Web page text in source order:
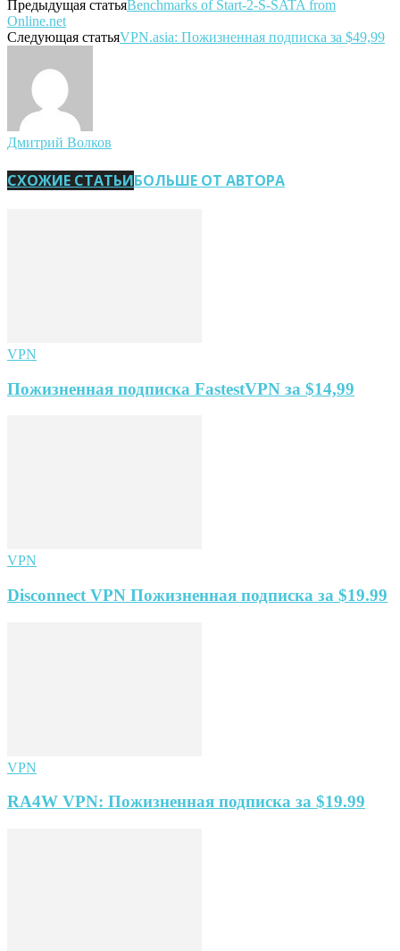
Предыдущая статьяBenchmarks of Start-2-S-SATA from
Online.net
Следующая статьяVPN.asia: Пожизненная подписка за $49,99
Дмитрий Волков
СХОЖИЕ СТАТЬИБОЛЬШЕ ОТ АВТОРА
VPN
Пожизненная подписка FastestVPN за $14,99
VPN
Disconnect VPN Пожизненная подписка за $19.99
VPN
RA4W VPN: Пожизненная подписка за $19.99